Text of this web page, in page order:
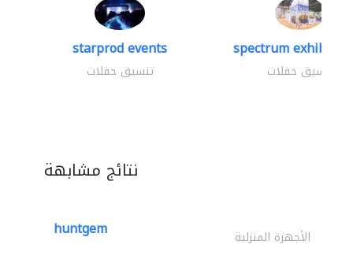
starprod events
تنسيق حفلات
spectrum
تنسيق حفلات
نتائج مشابهة
huntgem الأجهزة المنزلية